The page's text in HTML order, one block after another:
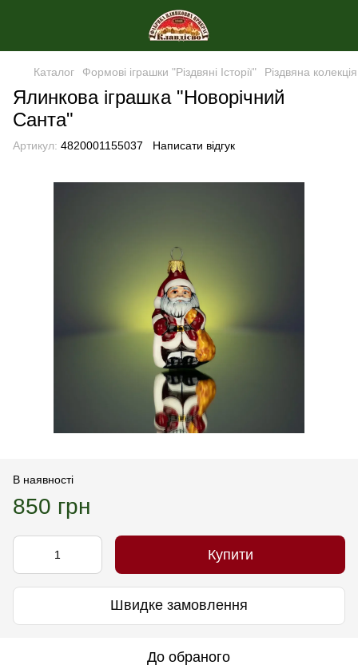
Каталог Формові іграшки "Різдвяні Історії" Різдвяна колекція
Ялинкова іграшка "Новорічний
Санта"
Артикул: 4820001155037 Написати відгук
В наявності
850 грн
Купити
Швидке замовлення
До обраного